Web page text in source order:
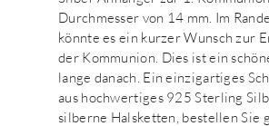
Durchmesser von 14 mm. Im
könnte es ein kurzer Wunsch zur
der Kommunion. Dies ist ein
lange danach. Ein einzigartiges
aus hochwertiges 925 Sterling
silberne Halsketten, bestellen Sie